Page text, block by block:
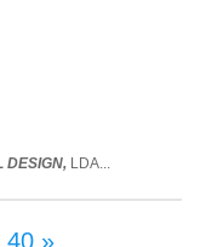
DESIGN, LDA...
40 »